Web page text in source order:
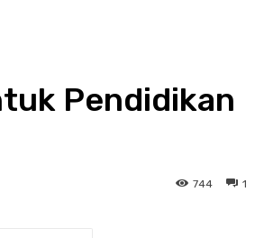
Pendidikan
1
744